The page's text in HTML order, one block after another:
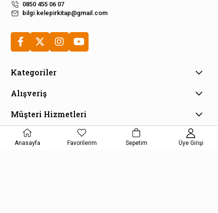
0850 455 06 07
bilgi.kelepirkitap@gmail.com
Kategoriler
Alışveriş
Müşteri Hizmetleri
E-Bülten Aboneliği
Kampanya ve fırsatlardan haberdar olmak için e-bültenimize
Anasayfa Favorilerim Sepetim Üye Girişi